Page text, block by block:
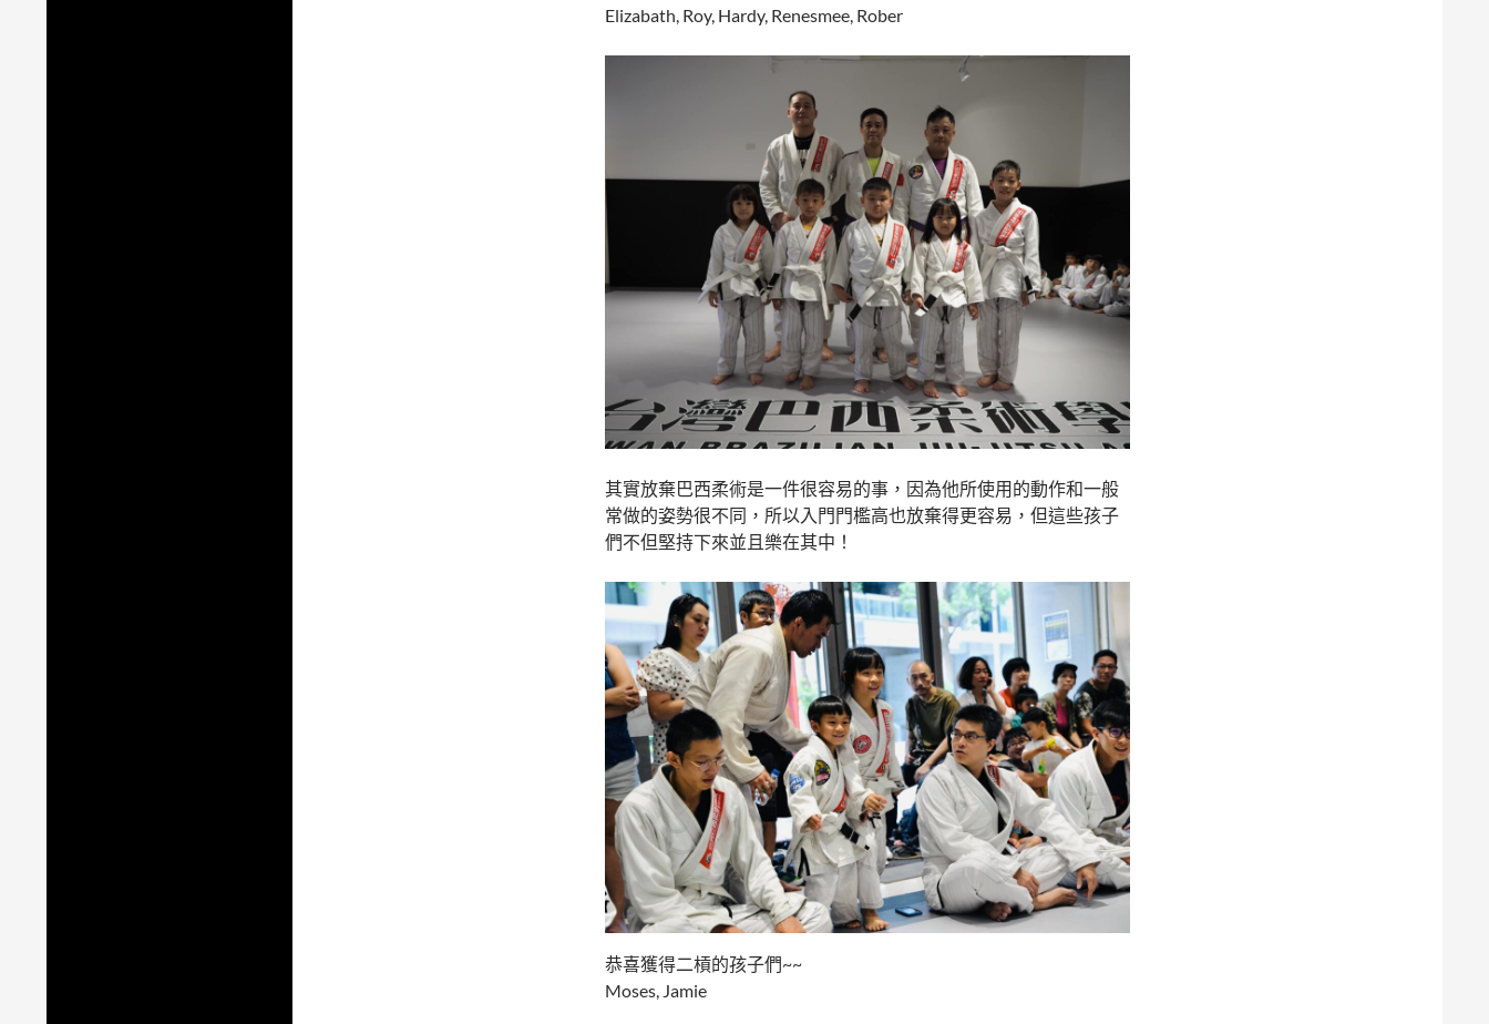
Elizabath, Roy, Hardy, Renesmee, Rober
其實放棄巴西柔術是一件很容易的事，因為他所使用的動作和一般
常做的姿勢很不同，所以入門門檻高也放棄得更容易，但這些孩子
們不但堅持下來並且樂在其中！
恭喜獲得二槓的孩子們~~
Moses, Jamie